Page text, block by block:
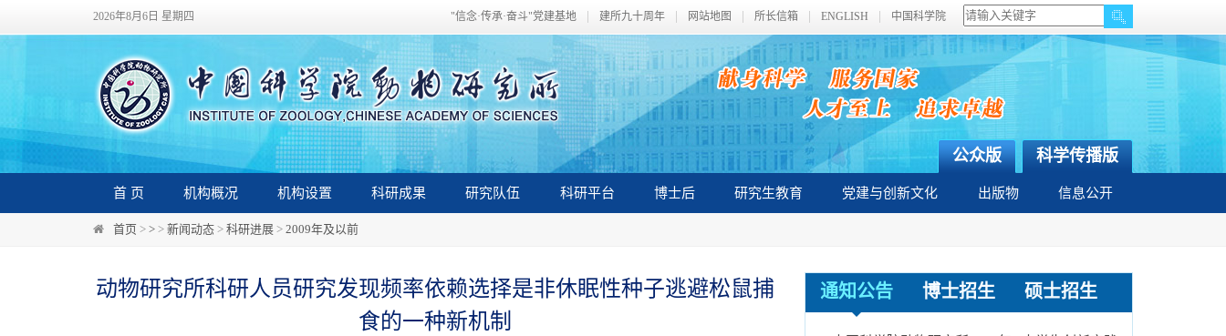
2026年8月6日 星期四 "信念·传承·奋斗"党建基地 建所九十周年 网站地图 所长信箱 ENGLISH 中国科学院
科学传播版
公众版
首 页 机构概况 机构设置 科研成果 研究队伍 科研平台 博士后 研究生教育 党建与创新文化 出版物 信息公开
首页 > > > 新闻动态 > 科研进展 > 2009年及以前
动物研究所科研人员研究发现频率依赖选择是非休眠性种子逃避松鼠捕
食的一种新机制
通知公告 博士招生 硕士招生
2024年招收推荐免试硕士（含直博）研究生第